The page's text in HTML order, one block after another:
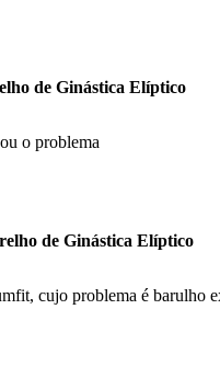
de Ginástica Elíptico
o problema
de Ginástica Elíptico
cujo problema é barulho